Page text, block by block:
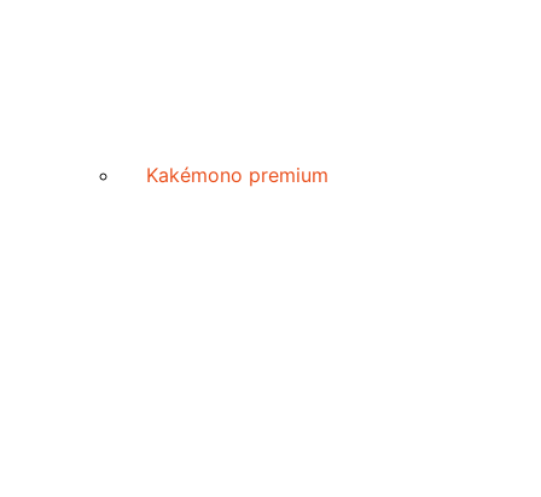
Kakémono premium